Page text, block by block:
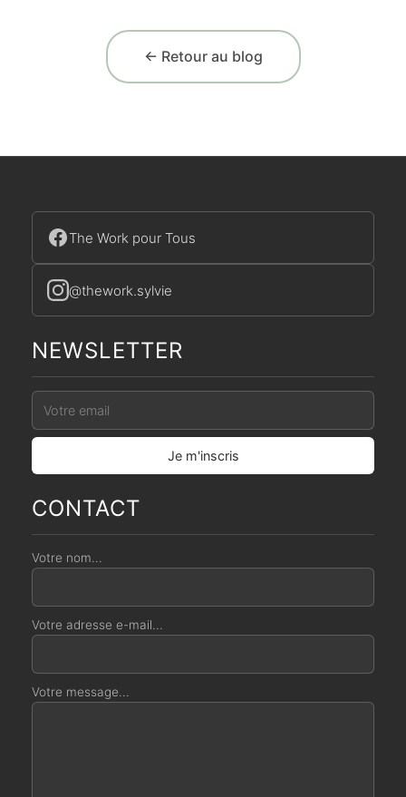
← Retour au blog
The Work pour Tous
@thework.sylvie
NEWSLETTER
CONTACT
Votre nom...
Votre adresse e-mail...
Votre message...